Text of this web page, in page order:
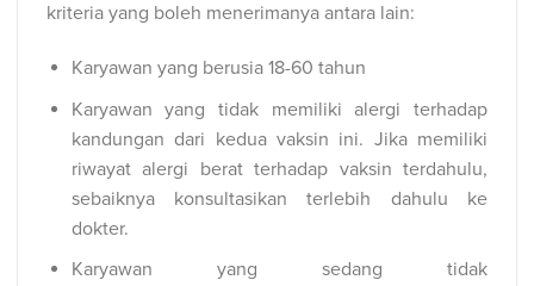
kriteria yang boleh menerimanya antara lain:
Karyawan yang berusia 18-60 tahun
Karyawan yang tidak memiliki alergi terhadap
kandungan dari kedua vaksin ini. Jika memiliki
riwayat alergi berat terhadap vaksin terdahulu,
sebaiknya konsultasikan terlebih dahulu ke
dokter.
Karyawan yang sedang tidak